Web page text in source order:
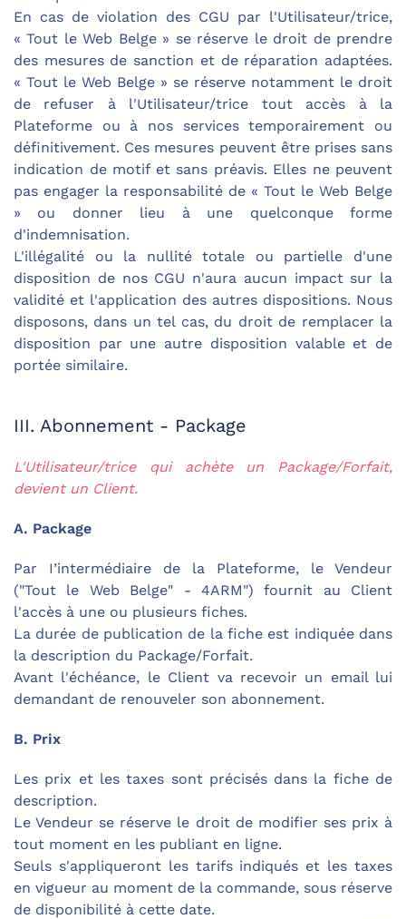
En cas de violation des CGU par l'Utilisateur/trice,
« Tout le Web Belge » se réserve le droit de prendre
des mesures de sanction et de réparation adaptées.
« Tout le Web Belge » se réserve notamment le droit
de refuser à l'Utilisateur/trice tout accès à la
Plateforme ou à nos services temporairement ou
définitivement. Ces mesures peuvent être prises sans
indication de motif et sans préavis. Elles ne peuvent
pas engager la responsabilité de « Tout le Web Belge
» ou donner lieu à une quelconque forme
d'indemnisation.
L'illégalité ou la nullité totale ou partielle d'une
disposition de nos CGU n'aura aucun impact sur la
validité et l'application des autres dispositions. Nous
disposons, dans un tel cas, du droit de remplacer la
disposition par une autre disposition valable et de
portée similaire.
III. Abonnement - Package
L'Utilisateur/trice qui achète un Package/Forfait,
devient un Client.
A. Package
Par I’intermédiaire de la Plateforme, le Vendeur
("Tout le Web Belge" - 4ARM") fournit au Client
l'accès à une ou plusieurs fiches.
La durée de publication de la fiche est indiquée dans
la description du Package/Forfait.
Avant l'échéance, le Client va recevoir un email lui
demandant de renouveler son abonnement.
B. Prix
Les prix et les taxes sont précisés dans la fiche de
description.
Le Vendeur se réserve le droit de modifier ses prix à
tout moment en les publiant en ligne.
Seuls s'appliqueront les tarifs indiqués et les taxes
en vigueur au moment de la commande, sous réserve
de disponibilité à cette date.